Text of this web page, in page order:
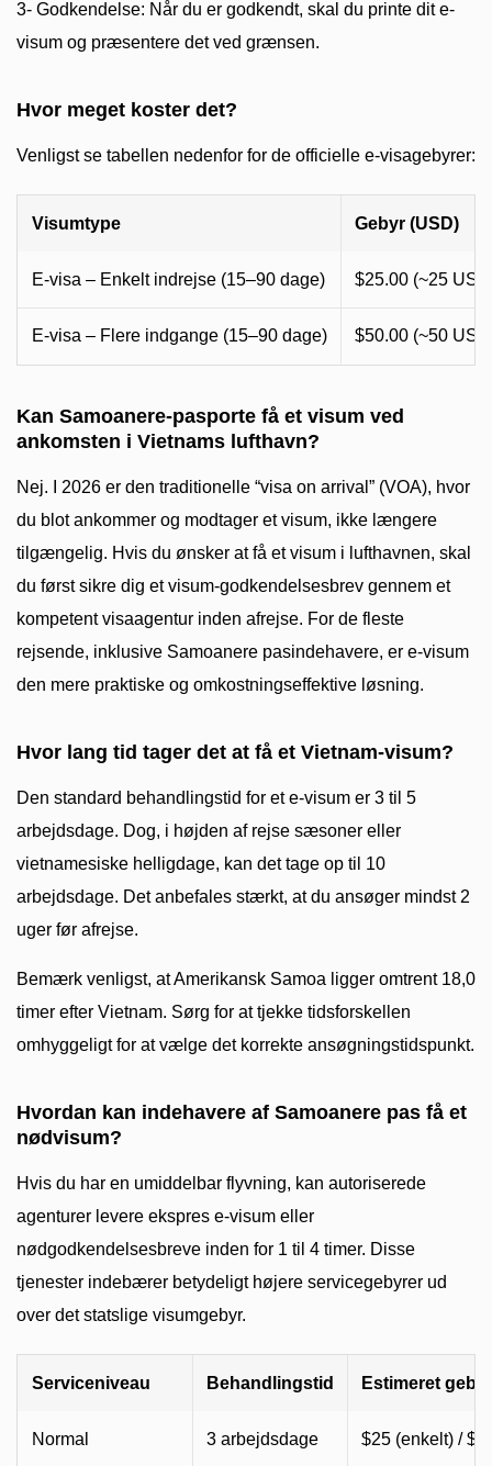
3- Godkendelse: Når du er godkendt, skal du printe dit e-
visum og præsentere det ved grænsen.
Hvor meget koster det?
Venligst se tabellen nedenfor for de officielle e-visagebyrer:
Visumtype Gebyr (USD)
E-visa – Enkelt indrejse (15–90 dage) $25.00 (~25
E-visa – Flere indgange (15–90 dage) $50.00 (~50
Kan Samoanere-pasporte få et visum ved
ankomsten i Vietnams lufthavn?
Nej. I 2026 er den traditionelle “visa on arrival” (VOA), hvor
du blot ankommer og modtager et visum, ikke længere
tilgængelig. Hvis du ønsker at få et visum i lufthavnen, skal
du først sikre dig et visum-godkendelsesbrev gennem et
kompetent visaagentur inden afrejse. For de fleste
rejsende, inklusive Samoanere pasindehavere, er e-visum
den mere praktiske og omkostningseffektive løsning.
Hvor lang tid tager det at få et Vietnam-visum?
Den standard behandlingstid for et e-visum er 3 til 5
arbejdsdage. Dog, i højden af rejse sæsoner eller
vietnamesiske helligdage, kan det tage op til 10
arbejdsdage. Det anbefales stærkt, at du ansøger mindst 2
uger før afrejse.
Bemærk venligst, at Amerikansk Samoa ligger omtrent 18,0
timer efter Vietnam. Sørg for at tjekke tidsforskellen
omhyggeligt for at vælge det korrekte ansøgningstidspunkt.
Hvordan kan indehavere af Samoanere pas få et
nødvisum?
Hvis du har en umiddelbar flyvning, kan autoriserede
agenturer levere ekspres e-visum eller
nødgodkendelsesbreve inden for 1 til 4 timer. Disse
tjenester indebærer betydeligt højere servicegebyrer ud
over det statslige visumgebyr.
Serviceniveau Behandlingstid Estimeret
Normal 3 arbejdsdage $25 (enkelt) /